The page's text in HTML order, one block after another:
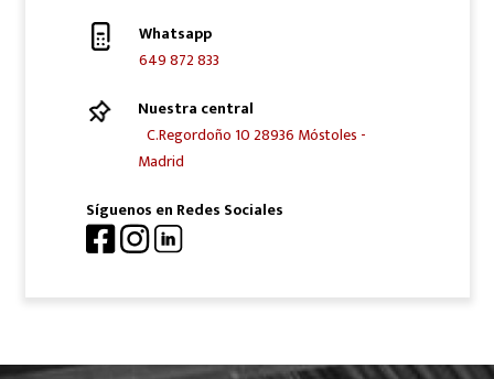
Whatsapp
649 872 833
Nuestra central
C.Regordoño 10 28936 Móstoles -
Madrid
Síguenos en Redes Sociales